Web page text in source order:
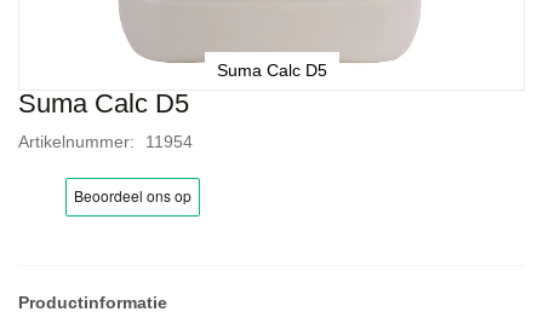
Suma Calc D5
Artikelnummer 11954
Suma Calc D5
Ga
het